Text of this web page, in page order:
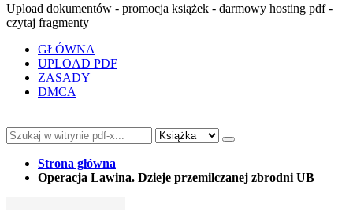
Upload dokumentów - promocja książek - darmowy hosting pdf -
czytaj fragmenty
GŁÓWNA
UPLOAD PDF
ZASADY
DMCA
Strona główna
Operacja Lawina. Dzieje przemilczanej zbrodni UB